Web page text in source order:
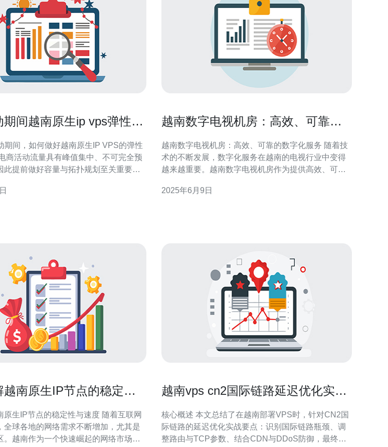
期间越南原生ip vps弹性扩
期间，如何做好越南原生IP VPS的弹性
商活动流量具有峰值集中、不可完全预
此提前做好容量与拓扑规划至关重要。
点概述 先结合历史活动数据和营销投放
越南数字电视机房：高效、可靠的
越南数字电视机房：高效、可靠的数字化服务 随着技
术的不断发展，数字化服务在越南的电视行业中变得
越来越重要。越南数字电视机房作为提供高效、可靠
用。 越南数字电视机房以其高效的服务而闻名。通过
2025年6月9日
越南原生IP节点的稳定性
IP节点的稳定性与速度 随着互联网
全球各地的网络需求不断增加，尤其是
。越南作为一个快速崛起的网络市场，
越南vps cn2国际链路延迟优化实战
核心概述 本文总结了在越南部署VPS时，针对CN2国
际链路的延迟优化实战要点：识别国际链路瓶颈、调
整路由与TCP参数、结合CDN与DDoS防御，最终显